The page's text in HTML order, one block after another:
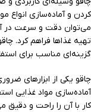
کردن و آماده‌سازی انواع
می‌توان دقت و سرعت در
تهیه غذاها فراهم کرد.
گزینه‌ای مناسب برای
چاقو یکی از ابزارهای
آماده‌سازی مواد غذایی
کار با آن را راحت و